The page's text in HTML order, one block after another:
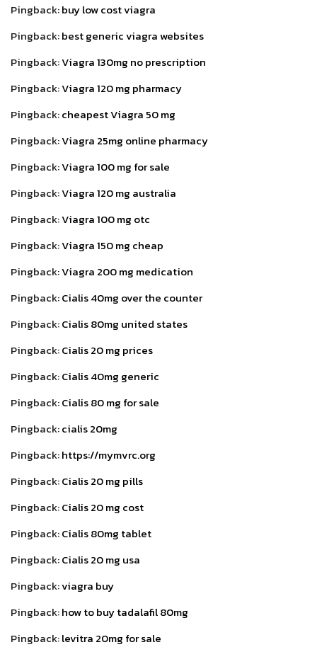
Pingback:buy low cost viagra
Pingback:best generic viagra websites
Pingback:Viagra 130mg no prescription
Pingback:Viagra 120 mg pharmacy
Pingback:cheapest Viagra 50 mg
Pingback:Viagra 25mg online pharmacy
Pingback:Viagra 100 mg for sale
Pingback:Viagra 120 mg australia
Pingback:Viagra 100 mg otc
Pingback:Viagra 150 mg cheap
Pingback:Viagra 200 mg medication
Pingback:Cialis 40mg over the counter
Pingback:Cialis 80mg united states
Pingback:Cialis 20 mg prices
Pingback:Cialis 40mg generic
Pingback:Cialis 80 mg for sale
Pingback:cialis 20mg
Pingback:https://mymvrc.org
Pingback:Cialis 20 mg pills
Pingback:Cialis 20 mg cost
Pingback:Cialis 80mg tablet
Pingback:Cialis 20 mg usa
Pingback:viagra buy
Pingback:how to buy tadalafil 80mg
Pingback:levitra 20mg for sale